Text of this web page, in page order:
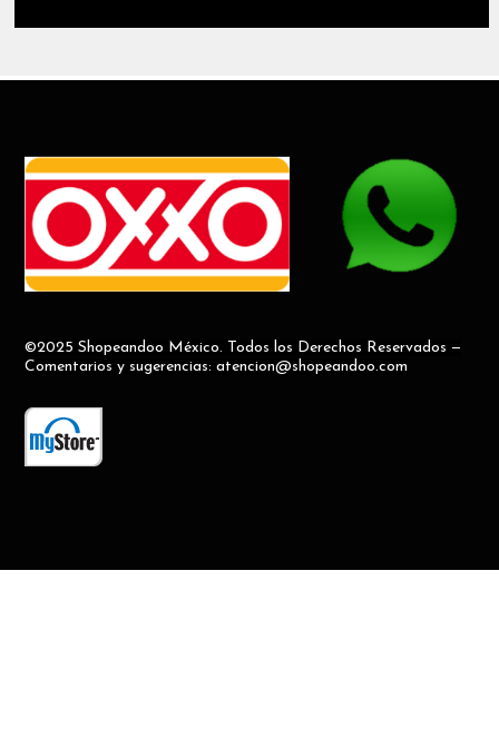
©2025 Shopeandoo México. Todos los Derechos Reservados —
Comentarios y sugerencias: atencion@shopeandoo.com